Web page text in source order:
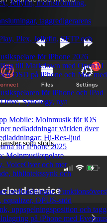
Jellyfin, molnströmning,
taggredigerarens
Plex, Jellyfin, SFTP och
för iPhone 2026
till Markdown med OpenAI
DSD på iPhone och Mac med
för iPhone och iPad
Synology, nya
Mobile: Molnmusik för iOS
nedladdningar världen över
Hi-Res-ljud
för iPhone 2025
Molnmusikspelare
VoiceOver och mer
bibliotekssynk och
nedladdningar:
OPUS-stöd
uppspelningsposition och
på iPhone med
som stöds.